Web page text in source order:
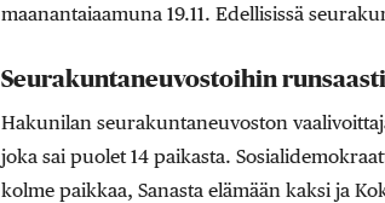
maanantaiaamuna 19.11. Edellisissä
Seurakuntaneuvostoihin
Hakunilan seurakuntaneuvoston
joka sai puolet 14 paikasta.
kolme paikkaa, Sanasta elämään kaksi ja